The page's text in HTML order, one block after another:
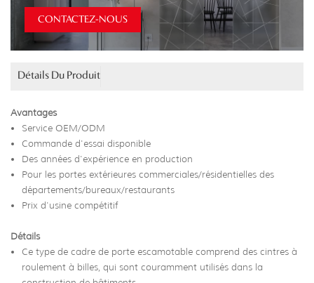
CONTACTEZ-NOUS
Détails Du Produit
Avantages
Service OEM/ODM
Commande d'essai disponible
Des années d'expérience en production
Pour les portes extérieures commerciales/résidentielles des
départements/bureaux/restaurants
Prix d'usine compétitif
Détails
Ce type de cadre de porte escamotable comprend des cintres à
roulement à billes, qui sont couramment utilisés dans la